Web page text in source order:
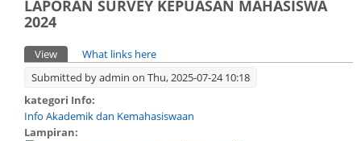
LAPORAN SURVEY KEPUASAN MAHASISWA
2024
Primary tabs
View (active tab)
What links here
Submitted byadmin on Thu, 2025-07-24 10:18
kategori Info:
Info Akademik dan Kemahasiswaan
Lampiran: